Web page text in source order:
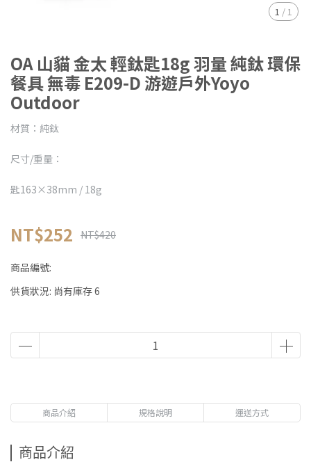
1 /1
OA 山貓 金太 輕鈦匙18g 羽量 純鈦 環保
餐具 無毒 E209-D 游遊戶外Yoyo
Outdoor
材質：純鈦
尺寸/重量：
匙163×38mm / 18g
NT$252 NT$420
商品編號:
供貨狀況: 尚有庫存 6
商品介紹 規格說明 運送方式
商品介紹